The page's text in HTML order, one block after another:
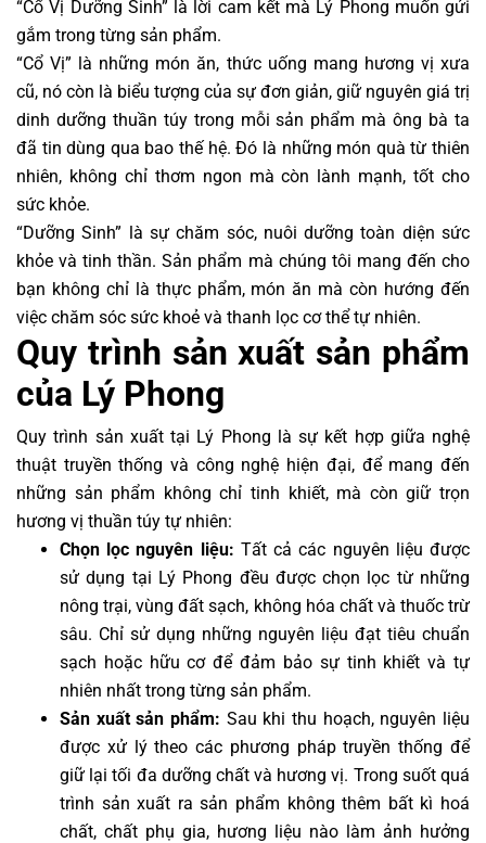
“Cổ Vị Dưỡng Sinh” là lời cam kết mà Lý Phong muốn gửi
gắm trong từng sản phẩm.
“Cổ Vị” là những món ăn, thức uống mang hương vị xưa
cũ, nó còn là biểu tượng của sự đơn giản, giữ nguyên giá trị
dinh dưỡng thuần túy trong mỗi sản phẩm mà ông bà ta
đã tin dùng qua bao thế hệ. Đó là những món quà từ thiên
nhiên, không chỉ thơm ngon mà còn lành mạnh, tốt cho
sức khỏe.
“Dưỡng Sinh” là sự chăm sóc, nuôi dưỡng toàn diện sức
khỏe và tinh thần. Sản phẩm mà chúng tôi mang đến cho
bạn không chỉ là thực phẩm, món ăn mà còn hướng đến
việc chăm sóc sức khoẻ và thanh lọc cơ thể tự nhiên.
Quy trình sản xuất sản phẩm
của Lý Phong
Quy trình sản xuất tại Lý Phong là sự kết hợp giữa nghệ
thuật truyền thống và công nghệ hiện đại, để mang đến
những sản phẩm không chỉ tinh khiết, mà còn giữ trọn
hương vị thuần túy tự nhiên:
Chọn lọc nguyên liệu: Tất cả các nguyên liệu được
sử dụng tại Lý Phong đều được chọn lọc từ những
nông trại, vùng đất sạch, không hóa chất và thuốc trừ
sâu. Chỉ sử dụng những nguyên liệu đạt tiêu chuẩn
sạch hoặc hữu cơ để đảm bảo sự tinh khiết và tự
nhiên nhất trong từng sản phẩm.
Sản xuất sản phẩm: Sau khi thu hoạch, nguyên liệu
được xử lý theo các phương pháp truyền thống để
giữ lại tối đa dưỡng chất và hương vị. Trong suốt quá
trình sản xuất ra sản phẩm không thêm bất kì hoá
chất, chất phụ gia, hương liệu nào làm ảnh hưởng